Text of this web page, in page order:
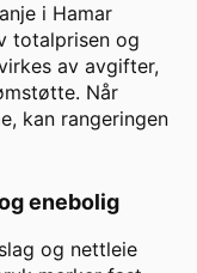
i Hamar
totalprisen og
av avgifter,
Når
kan rangeringen
enebolig
og nettleie